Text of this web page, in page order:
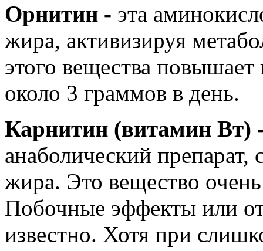
Орнитин - эта
жира, активизируя
этого вещества
около 3 граммов в день.
Карнитин (витамин Вт)
анаболический
жира. Это вещество
Побочные эффекты или
известно. Хотя при